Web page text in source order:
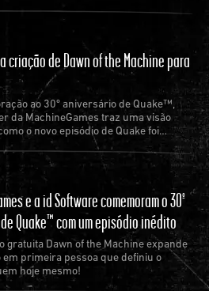
pelo seu tempo e por criar
nos fazem gritar na frente
sobre SIGIL II. Talvez
um mod de DOOM foi parar
criação de Dawn of the Machine para
ao 30º aniversário de Quake™,
da MachineGames traz uma visão
o novo episódio de Quake foi
e a id Software comemoram o 30º
Quake™ com um episódio inédito
gratuita Dawn of the Machine expande
em primeira pessoa que definiu o
hoje mesmo!